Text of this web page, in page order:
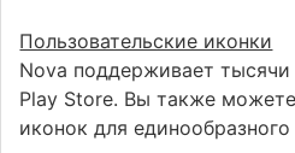
Пользовательские иконки
Nova поддерживает
Play Store. Вы также
иконок для единообразного